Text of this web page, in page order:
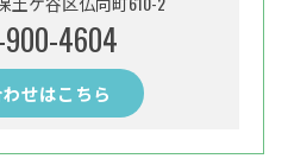
4604
せはこちら